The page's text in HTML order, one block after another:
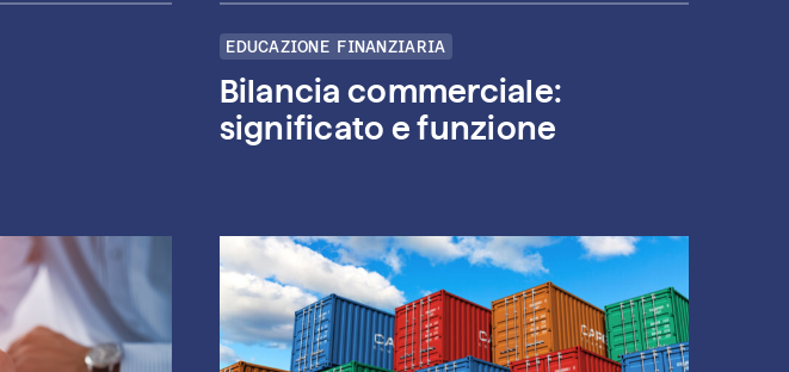
EDUCAZIONE FINANZIARIA
Bilancia commerciale:
significato e funzione